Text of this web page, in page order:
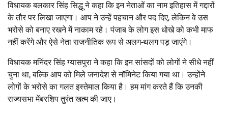
विधायक बलकार सिंह सिद्धू ने कहा कि इन नेताओं का नाम इतिहास में गद्दारों
के तौर पर लिखा जाएगा। आप ने उन्हें पहचान और पद दिए, लेकिन वे उस
भरोसे को बनाए रखने में नाकाम रहे। पंजाब के लोग इस धोखे को कभी माफ
नहीं करेंगे और ऐसे नेता राजनीतिक रूप से अलग-थलग पड़ जाएंगे।
विधायक मनिंदर सिंह ग्यासपुरा ने कहा कि इन सांसदों को लोगों ने सीधे नहीं
चुना था, बल्कि आप को मिले जनादेश से नॉमिनेट किया गया था। उन्होंने
लोगों के भरोसे का गलत इस्तेमाल किया है। हम मांग करते हैं कि उनकी
राज्यसभा मेंबरशिप तुरंत खत्म की जाए।